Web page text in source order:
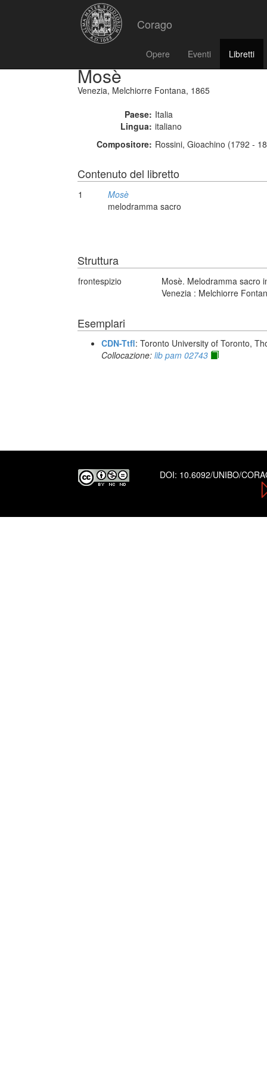
Corago
Opere Eventi Libretti
Mosè
Venezia, Melchiorre Fontana, 1865
Paese: Italia
Lingua: italiano
Compositore: Rossini, Gioachino (1792 -
Contenuto del libretto
1
Mosè
melodramma sacro
Struttura
frontespizio
Mosè. Melodramma sacro
Venezia : Melchiorre
Esemplari
CDN-Ttfl: Toronto University of Toronto,
Collocazione: lib pam 02743
DOI: 10.6092/UNIBO/